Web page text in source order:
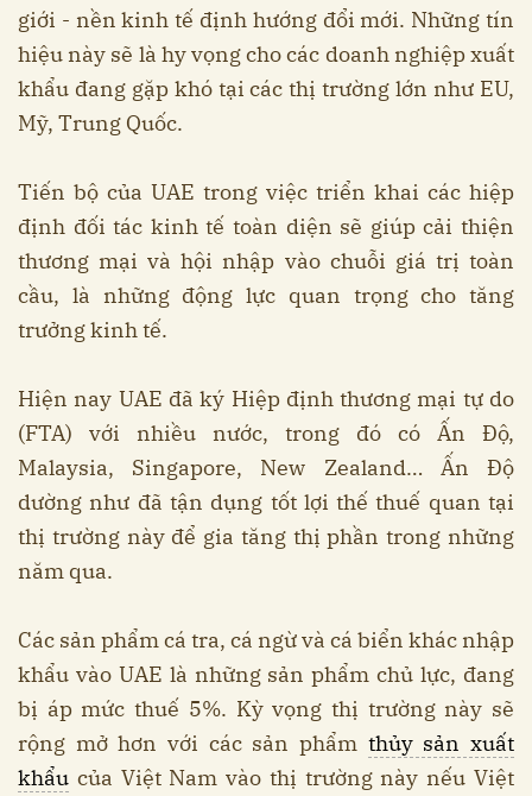
giới - nền kinh tế định hướng đổi mới. Những tín
hiệu này sẽ là hy vọng cho các doanh nghiệp xuất
khẩu đang gặp khó tại các thị trường lớn như EU,
Mỹ, Trung Quốc.
Tiến bộ của UAE trong việc triển khai các hiệp
định đối tác kinh tế toàn diện sẽ giúp cải thiện
thương mại và hội nhập vào chuỗi giá trị toàn
cầu, là những động lực quan trọng cho tăng
trưởng kinh tế.
Hiện nay UAE đã ký Hiệp định thương mại tự do
(FTA) với nhiều nước, trong đó có Ấn Độ,
Malaysia, Singapore, New Zealand… Ấn Độ
dường như đã tận dụng tốt lợi thế thuế quan tại
thị trường này để gia tăng thị phần trong những
năm qua.
Các sản phẩm cá tra, cá ngừ và cá biển khác nhập
khẩu vào UAE là những sản phẩm chủ lực, đang
bị áp mức thuế 5%. Kỳ vọng thị trường này sẽ
rộng mở hơn với các sản phẩm thủy sản xuất
khẩu của Việt Nam vào thị trường này nếu Việt